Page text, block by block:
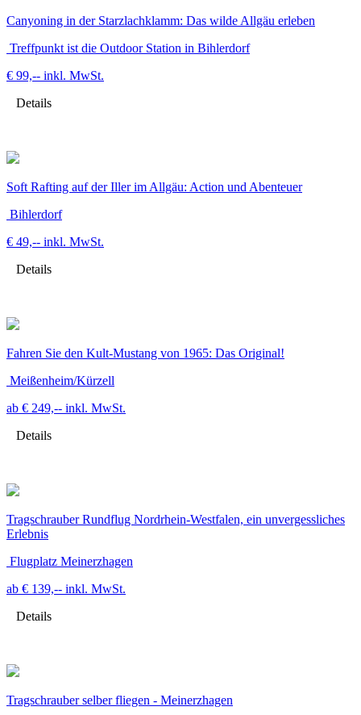
Canyoning in der Starzlachklamm: Das wilde Allgäu erleben
Treffpunkt ist die Outdoor Station in Bihlerdorf
€ 99,-- inkl. MwSt.
Details
Soft Rafting auf der Iller im Allgäu: Action und Abenteuer
Bihlerdorf
€ 49,-- inkl. MwSt.
Details
Fahren Sie den Kult-Mustang von 1965: Das Original!
Meißenheim/Kürzell
ab € 249,-- inkl. MwSt.
Details
Tragschrauber Rundflug Nordrhein-Westfalen, ein unvergessliches
Erlebnis
Flugplatz Meinerzhagen
ab € 139,-- inkl. MwSt.
Details
Tragschrauber selber fliegen - Meinerzhagen